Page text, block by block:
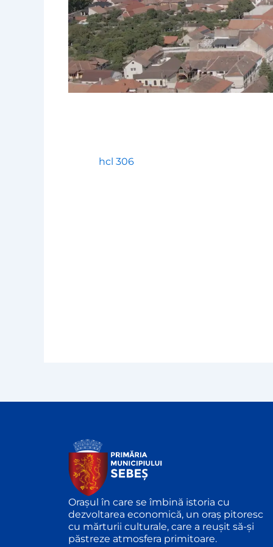
hcl 306
Orașul în care se îmbină istoria cu
dezvoltarea economică, un oraș pitoresc
cu mărturii culturale, care a reușit să-și
păstreze atmosfera primitoare.